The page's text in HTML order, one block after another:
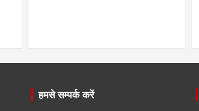
हमसे सम्पर्क करें